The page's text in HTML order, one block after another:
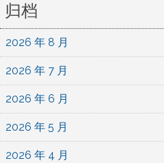
归档
2026 年 8 月
2026 年 7 月
2026 年 6 月
2026 年 5 月
2026 年 4 月